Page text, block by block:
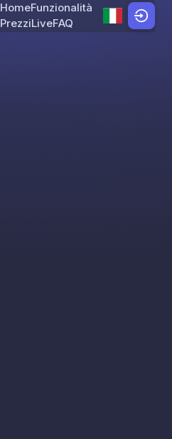
Skip to content
HomeFunzionalità
PrezziLiveFAQ